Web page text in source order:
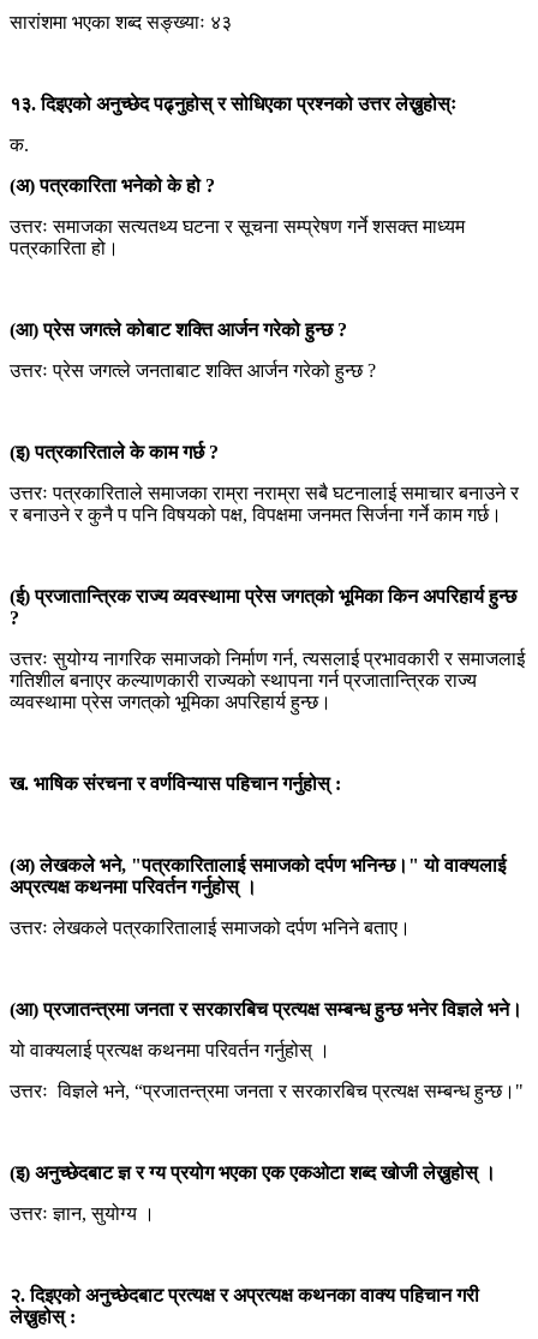
सारांशमा भएका शब्द सङ्ख्याः ४३
१३. दिइएको अनुच्छेद पढ्नुहोस् र सोधिएका प्रश्नको उत्तर लेख्नुहोस्ः
क.
(अ) पत्रकारिता भनेको के हो ?
उत्तरः समाजका सत्यतथ्य घटना र सूचना सम्प्रेषण गर्ने शसक्त माध्यम
पत्रकारिता हो।
(आ) प्रेस जगत्ले कोबाट शक्ति आर्जन गरेको हुन्छ ?
उत्तरः प्रेस जगत्ले जनताबाट शक्ति आर्जन गरेको हुन्छ ?
(इ) पत्रकारिताले के काम गर्छ ?
उत्तरः पत्रकारिताले समाजका राम्रा नराम्रा सबै घटनालाई समाचार बनाउने र
र बनाउने र कुनै प पनि विषयको पक्ष, विपक्षमा जनमत सिर्जना गर्ने काम गर्छ।
(ई) प्रजातान्त्रिक राज्य व्यवस्थामा प्रेस जगत्‌को भूमिका किन अपरिहार्य हुन्छ
?
उत्तरः सुयोग्य नागरिक समाजको निर्माण गर्न, त्यसलाई प्रभावकारी र समाजलाई
गतिशील बनाएर कल्याणकारी राज्यको स्थापना गर्न प्रजातान्त्रिक राज्य
व्यवस्थामा प्रेस जगत्‌को भूमिका अपरिहार्य हुन्छ।
ख. भाषिक संरचना र वर्णविन्यास पहिचान गर्नुहोस् :
(अ) लेखकले भने, "पत्रकारितालाई समाजको दर्पण भनिन्छ।" यो वाक्यलाई
अप्रत्यक्ष कथनमा परिवर्तन गर्नुहोस् ।
उत्तरः लेखकले पत्रकारितालाई समाजको दर्पण भनिने बताए।
(आ) प्रजातन्त्रमा जनता र सरकारबिच प्रत्यक्ष सम्बन्ध हुन्छ भनेर विज्ञले भने।
यो वाक्यलाई प्रत्यक्ष कथनमा परिवर्तन गर्नुहोस् ।
उत्तरः विज्ञले भने, “प्रजातन्त्रमा जनता र सरकारबिच प्रत्यक्ष सम्बन्ध हुन्छ।"
(इ) अनुच्छेदबाट ज्ञ र ग्य प्रयोग भएका एक एकओटा शब्द खोजी लेख्नुहोस् ।
उत्तरः ज्ञान, सुयोग्य ।
२. दिइएको अनुच्छेदबाट प्रत्यक्ष र अप्रत्यक्ष कथनका वाक्य पहिचान गरी
लेख्नुहोस् :